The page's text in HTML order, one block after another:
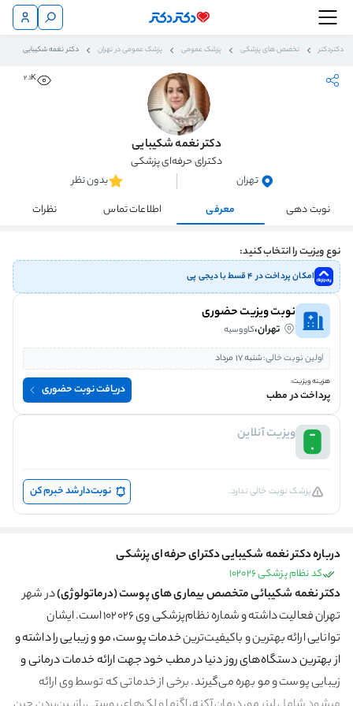
دکتردکتر تخصص های پزشکی پزشک عمومی پزشک عمومی در تهران دکتر نغمه شکیبایی
2.1K
دکتر نغمه شکیبایی
دکترای حرفه‌ای پزشکی
تهران
بدون نظر
نوبت دهی
معرفی اطلاعات تماس نظرات
نوع ویزیت را انتخاب کنید:
امکان پرداخت در ۴ قسط با دیجی پی
نوبت ویزیت حضوری
تهران،کاووسیه
اولین نوبت خالی:شنبه 17 مرداد
هزینه ویزیت:
پرداخت در مطب دریافت نوبت حضوری
ویزیت آنلاین
پزشک نوبت خالی ندارد. نوبت‌دار شد خبرم کن
درباره دکتر نغمه شکیبایی دکترای حرفه‌ای پزشکی
کد نظام پزشکی 102026
دکتر نغمه شکیبائی متخصص بیماری های پوست (درماتولوژی)در شهر
تهران فعالیت داشته و شماره نظام‌پزشکی وی ۱۰۲۰۲۶ است. ایشان
توانایی ارائه بهترین و باکیفیت‌ترینخدمات پوست، مو و زیبایی را داشته و
از بهترین دستگاه‌های روز دنیا در مطب خود جهت ارائه خدمات درمانی و
زیبایی پوست و مو بهره می‌گیرند.برخی از خدماتی که توسط وی ارائه